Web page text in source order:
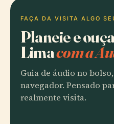
FAÇA DA VISITA ALGO
Planeie e
Limacom a
Guia de áudio no
navegador. Pensado
realmente visita.